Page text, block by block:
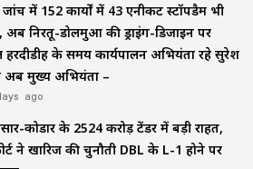
जांच में 152 कार्यों में 43 एनीकट स्टॉपडैम भी
अब निरतू-डोलमुआ की ड्राइंग-डिजाइन पर
हरदीडीह के समय कार्यपालन अभियंता रहे सुरेश
अब मुख्य अभियंता –
ago
कोडार के ₹2524 करोड़ टेंडर में बड़ी राहत,
ने खारिज की चुनौती DBL के L-1 होने पर